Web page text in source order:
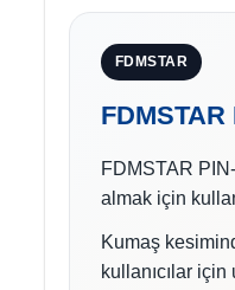
FDMSTAR
FDMSTAR
FDMSTAR
almak için
Kumaş
kullanıcılar için